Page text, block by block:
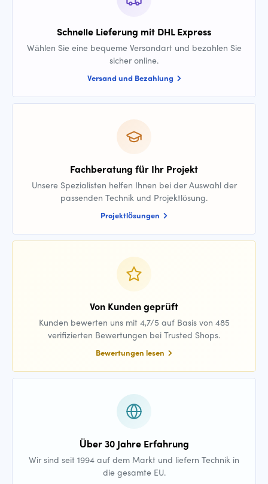
Schnelle Lieferung mit DHL Express
Wählen Sie eine bequeme Versandart und bezahlen Sie
sicher online.
Versand und Bezahlung
Fachberatung für Ihr Projekt
Unsere Spezialisten helfen Ihnen bei der Auswahl der
passenden Technik und Projektlösung.
Projektlösungen
Von Kunden geprüft
Kunden bewerten uns mit 4,7/5 auf Basis von 485
verifizierten Bewertungen bei Trusted Shops.
Bewertungen lesen
Über 30 Jahre Erfahrung
Wir sind seit 1994 auf dem Markt und liefern Technik in
die gesamte EU.